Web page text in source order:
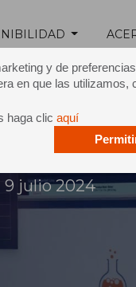
y de
en que las utilizamos,
haga clic aquí
9 julio 2024